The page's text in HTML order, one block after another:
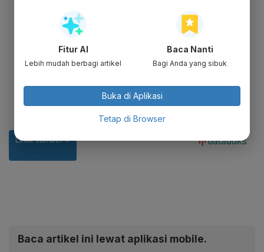
Baca artikel ini lewat aplikasi mobile.
Fitur AI
Lebih mudah berbagi artikel
Baca Nanti
Bagi Anda yang sibuk
Buka di Aplikasi
Tetap di Browser